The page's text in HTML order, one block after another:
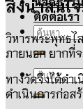
ติดต่อเรา
ค้นหา:
ค้นหา:
สิ่งน่าสนใ
วิหารพระพุทธไ
ภายนอก ยากที่
ทางวัดจึงได้ดำ
ดำเนินการก่อส